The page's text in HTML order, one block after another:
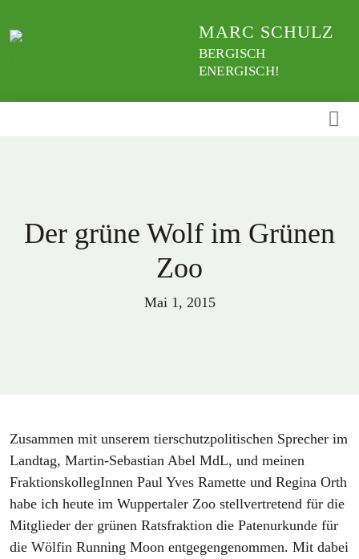
zum
MARC SCHULZ
BERGISCH
ENERGISCH!
Der grüne Wolf im Grünen
Zoo
Mai 1, 2015
Zusammen mit unserem tierschutzpolitischen Sprecher im
Landtag, Martin-Sebastian Abel MdL, und meinen
FraktionskollegInnen Paul Yves Ramette und Regina Orth
habe ich heute im Wuppertaler Zoo stellvertretend für die
Mitglieder der grünen Ratsfraktion die Patenurkunde für
die Wölfin Running Moon entgegengenommen. Mit dabei